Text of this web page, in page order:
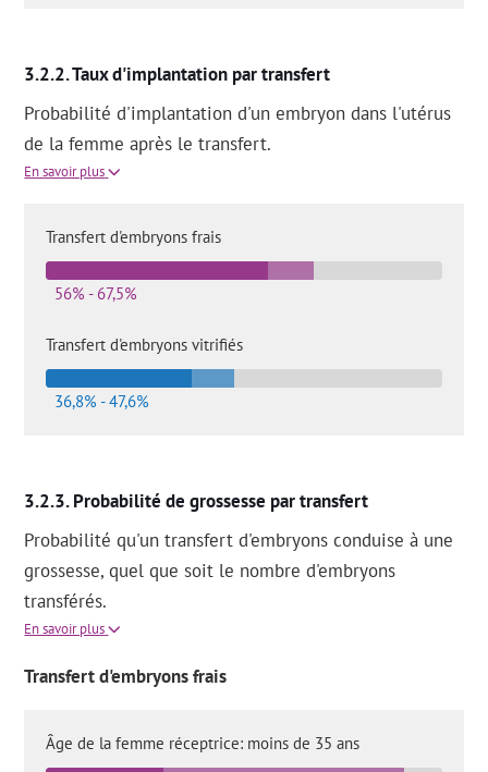
Taux d'implantation par transfert
Probabilité d'implantation d'un embryon dans l'utérus
de la femme après le transfert.
En savoir plus
Transfert d'embryons frais
56% - 67,5%
Transfert d'embryons vitrifiés
36,8% - 47,6%
Probabilité de grossesse par transfert
Probabilité qu'un transfert d'embryons conduise à une
grossesse, quel que soit le nombre d'embryons
transférés.
En savoir plus
Transfert d'embryons frais
Âge de la femme réceptrice: moins de 35 ans